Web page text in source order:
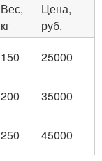
Вес,
кг
Цена,
руб.
150
25000
200
35000
250 45000